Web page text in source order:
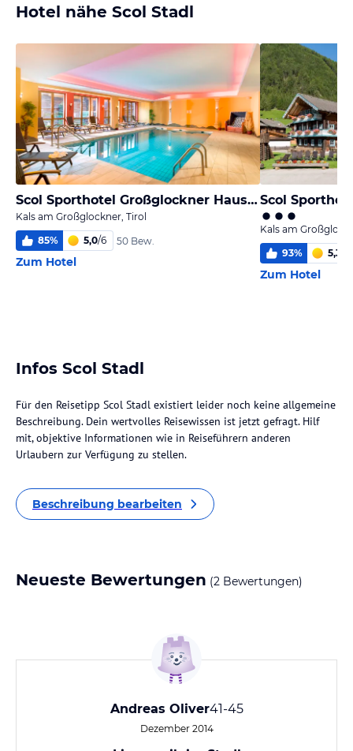
Hotel nähe Scol Stadl
Scol Sporthotel Großglockner Haus Figol
Kals am Großglockner, Tirol
85% 5,0/6 50 Bew.
Zum Hotel
Kals am
93% 5,3
Zum Hotel
Infos Scol Stadl
Für den Reisetipp Scol Stadl existiert leider noch keine allgemeine
Beschreibung. Dein wertvolles Reisewissen ist jetzt gefragt. Hilf
mit, objektive Informationen wie in Reiseführern anderen
Urlaubern zur Verfügung zu stellen.
Beschreibung bearbeiten
Neueste Bewertungen (2 Bewertungen)
Andreas Oliver41-45
Dezember 2014